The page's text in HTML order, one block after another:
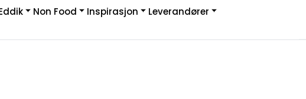
Non Food Inspirasjon Leverandører